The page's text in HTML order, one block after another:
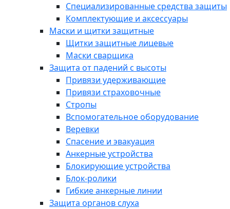
Специализированные средства защиты
Комплектующие и аксессуары
Маски и щитки защитные
Щитки защитные лицевые
Маски сварщика
Защита от падений с высоты
Привязи удерживающие
Привязи страховочные
Стропы
Вспомогательное оборудование
Веревки
Спасение и эвакуация
Анкерные устройства
Блокирующие устройства
Блок-ролики
Гибкие анкерные линии
Защита органов слуха